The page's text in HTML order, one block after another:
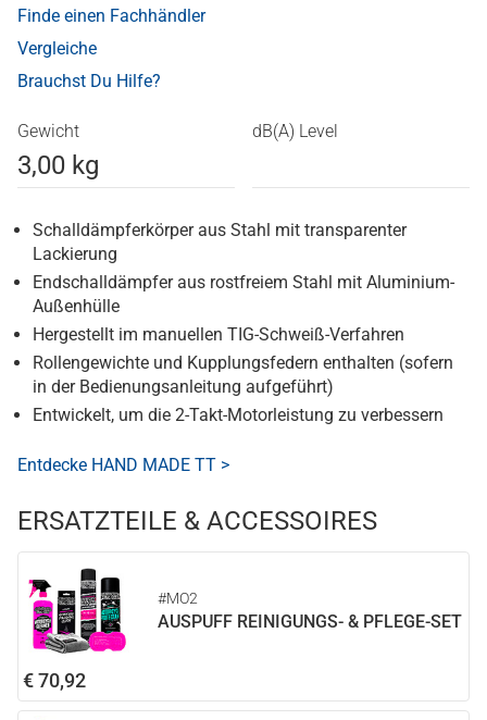
Finde einen Fachhändler
Vergleiche
Brauchst Du Hilfe?
Gewicht
3,00 kg
dB(A) Level
Schalldämpferkörper aus Stahl mit transparenter
Lackierung
Endschalldämpfer aus rostfreiem Stahl mit Aluminium-
Außenhülle
Hergestellt im manuellen TIG-Schweiß-Verfahren
Rollengewichte und Kupplungsfedern enthalten (sofern
in der Bedienungsanleitung aufgeführt)
Entwickelt, um die 2-Takt-Motorleistung zu verbessern
Entdecke HAND MADE TT >
ERSATZTEILE & ACCESSOIRES
#MO2
AUSPUFF REINIGUNGS- & PFLEGE-SET
€ 70,92